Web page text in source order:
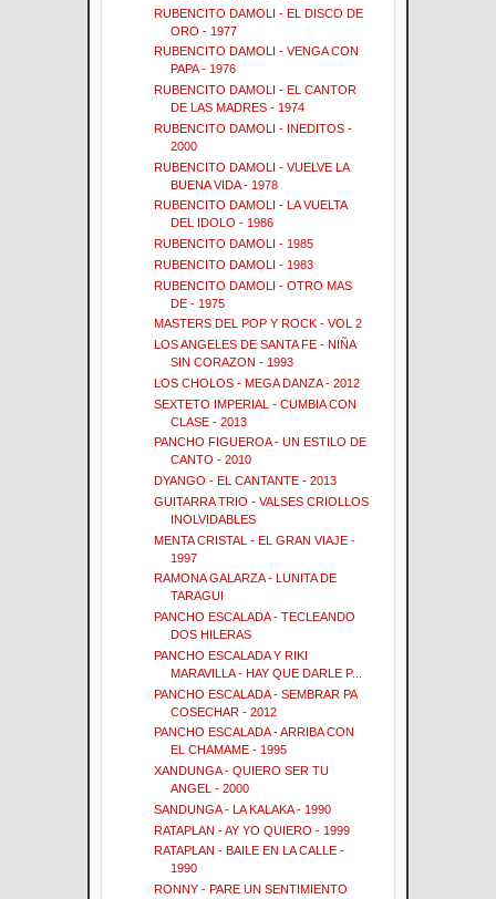
RUBENCITO DAMOLI - EL DISCO DE
ORO - 1977
RUBENCITO DAMOLI - VENGA CON
PAPA - 1976
RUBENCITO DAMOLI - EL CANTOR
DE LAS MADRES - 1974
RUBENCITO DAMOLI - INEDITOS -
2000
RUBENCITO DAMOLI - VUELVE LA
BUENA VIDA - 1978
RUBENCITO DAMOLI - LA VUELTA
DEL IDOLO - 1986
RUBENCITO DAMOLI - 1985
RUBENCITO DAMOLI - 1983
RUBENCITO DAMOLI - OTRO MAS
DE - 1975
MASTERS DEL POP Y ROCK - VOL 2
LOS ANGELES DE SANTA FE - NIÑA
SIN CORAZON - 1993
LOS CHOLOS - MEGA DANZA - 2012
SEXTETO IMPERIAL - CUMBIA CON
CLASE - 2013
PANCHO FIGUEROA - UN ESTILO DE
CANTO - 2010
DYANGO - EL CANTANTE - 2013
GUITARRA TRIO - VALSES CRIOLLOS
INOLVIDABLES
MENTA CRISTAL - EL GRAN VIAJE -
1997
RAMONA GALARZA - LUNITA DE
TARAGUI
PANCHO ESCALADA - TECLEANDO
DOS HILERAS
PANCHO ESCALADA Y RIKI
MARAVILLA - HAY QUE DARLE P...
PANCHO ESCALADA - SEMBRAR PA
COSECHAR - 2012
PANCHO ESCALADA - ARRIBA CON
EL CHAMAME - 1995
XANDUNGA - QUIERO SER TU
ANGEL - 2000
SANDUNGA - LA KALAKA - 1990
RATAPLAN - AY YO QUIERO - 1999
RATAPLAN - BAILE EN LA CALLE -
1990
RONNY - PARE UN SENTIMIENTO